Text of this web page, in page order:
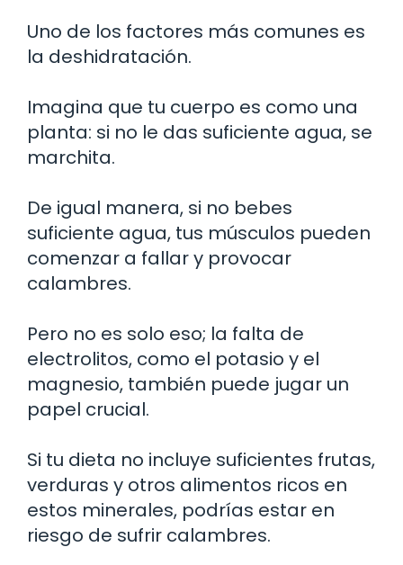
Uno de los factores más comunes es
la deshidratación.
Imagina que tu cuerpo es como una
planta: si no le das suficiente agua, se
marchita.
De igual manera, si no bebes
suficiente agua, tus músculos pueden
comenzar a fallar y provocar
calambres.
Pero no es solo eso; la falta de
electrolitos, como el potasio y el
magnesio, también puede jugar un
papel crucial.
Si tu dieta no incluye suficientes frutas,
verduras y otros alimentos ricos en
estos minerales, podrías estar en
riesgo de sufrir calambres.